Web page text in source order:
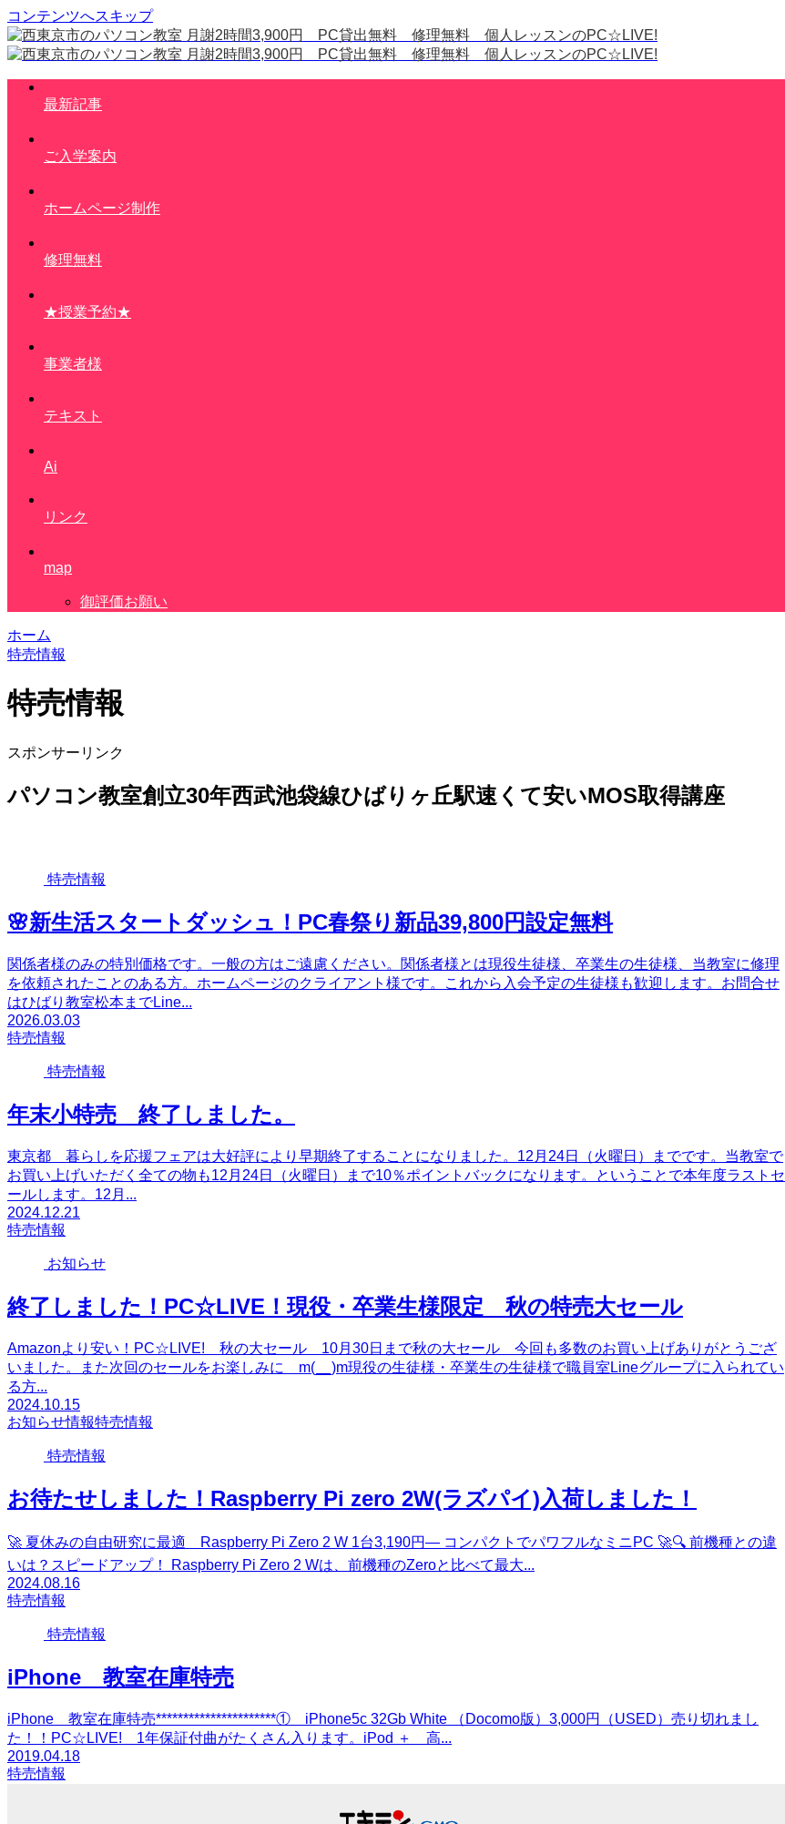
コンテンツへスキップ
最新記事
ご入学案内
ホームページ制作
修理無料
★授業予約★
事業者様
テキスト
Ai
リンク
map
御評価お願い
ホーム
特売情報
特売情報
スポンサーリンク
パソコン教室創立30年西武池袋線ひばりヶ丘駅速くて安いMOS取得講座
特売情報
🌸新生活スタートダッシュ！PC春祭り新品39,800円設定無料
関係者様のみの特別価格です。一般の方はご遠慮ください。関係者様とは現役生徒様、卒業生の生徒様、当教室に修理
を依頼されたことのある方。ホームページのクライアント様です。これから入会予定の生徒様も歓迎します。お問合せ
はひばり教室松本までLine...
2026.03.03
特売情報
特売情報
年末小特売 終了しました。
東京都 暮らしを応援フェアは大好評により早期終了することになりました。12月24日（火曜日）までです。当教室で
お買い上げいただく全ての物も12月24日（火曜日）まで10％ポイントバックになります。ということで本年度ラストセ
ールします。12月...
2024.12.21
特売情報
お知らせ
終了しました！PC☆LIVE！現役・卒業生様限定 秋の特売大セール
Amazonより安い！PC☆LIVE! 秋の大セール 10月30日まで秋の大セール 今回も多数のお買い上げありがとうござ
いました。また次回のセールをお楽しみに m(__)m現役の生徒様・卒業生の生徒様で職員室Lineグループに入られてい
る方...
2024.10.15
お知らせ情報特売情報
特売情報
お待たせしました！Raspberry Pi zero 2W(ラズパイ)入荷しました！
🚀 夏休みの自由研究に最適 Raspberry Pi Zero 2 W 1台3,190円— コンパクトでパワフルなミニPC 🚀🔍 前機種との違
いは？スピードアップ！ Raspberry Pi Zero 2 Wは、前機種のZeroと比べて最大...
2024.08.16
特売情報
特売情報
iPhone 教室在庫特売
iPhone 教室在庫特売**********************① iPhone5c 32Gb White （Docomo版）3,000円（USED）売り切れまし
た！！PC☆LIVE! 1年保証付曲がたくさん入ります。iPod ＋ 高...
2019.04.18
特売情報